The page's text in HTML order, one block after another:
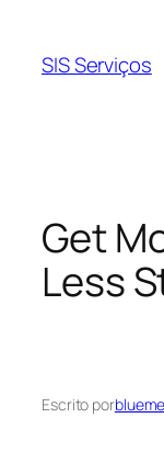
SIS Serviços
Get
Less
Escrito por